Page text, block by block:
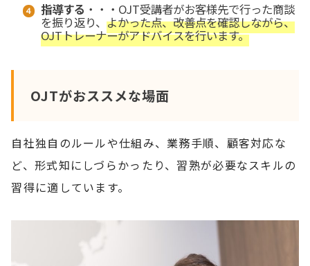
指導する ・・・OJT受講者がお客様先で行った商談
を振り返り、よかった点、改善点を確認しながら、
OJTトレーナーがアドバイスを行います。
OJTがおススメな場面
自社独自のルールや仕組み、業務手順、顧客対応な
ど、形式知にしづらかったり、習熟が必要なスキルの
習得に適しています。